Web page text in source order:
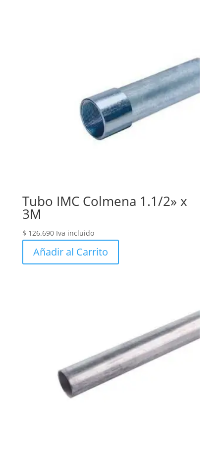
Tubo IMC Colmena 1.1/2» x
3M
$ 126.690 Iva incluido
Añadir al Carrito